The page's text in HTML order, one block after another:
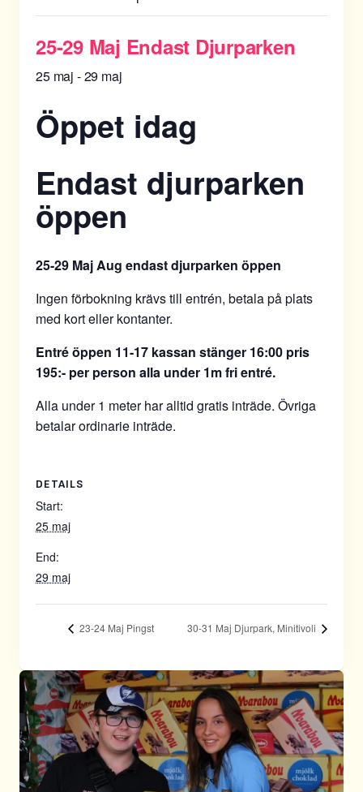
25-29 Maj Endast Djurparken
25 maj -29 maj
Öppet idag
Endast djurparken
öppen
25-29 Maj Aug endast djurparken öppen
Ingen förbokning krävs till entrén, betala på plats
med kort eller kontanter.
Entré öppen 11-17 kassan stänger 16:00 pris
195:- per person alla under 1m fri entré.
Alla under 1 meter har alltid gratis inträde. Övriga
betalar ordinarie inträde.
DETAILS
Start:
25 maj
End:
29 maj
23-24 Maj Pingst 30-31 Maj Djurpark, Minitivoli